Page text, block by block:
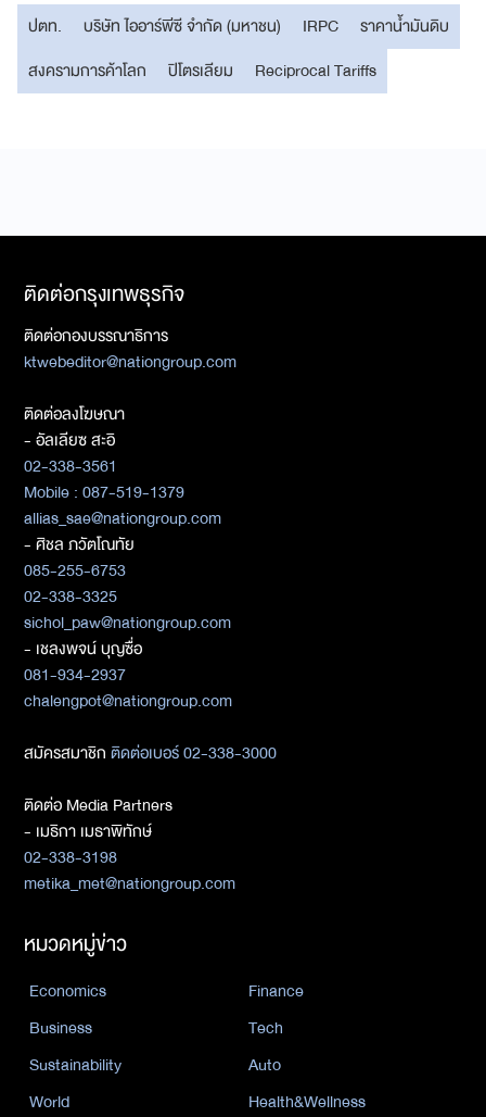
ปตท. บริษัท ไออาร์พีซี จำกัด (มหาชน) IRPC
ราคาน้ำมันดิบ
สงครามการค้าโลก
ปิโตรเลียม Reciprocal Tariffs
ติดต่อกรุงเทพธุรกิจ
ติดต่อกองบรรณาธิการ
ktwebeditor@nationgroup.com
ติดต่อลงโฆษณา
- อัลเลียซ สะอิ
02-338-3561
Mobile : 087-519-1379
allias_sae@nationgroup.com
- ศิชล ภวัตโณทัย
085-255-6753
02-338-3325
sichol_paw@nationgroup.com
- เชลงพจน์ บุญซื่อ
081-934-2937
chalengpot@nationgroup.com
สมัครสมาชิกติดต่อเบอร์ 02-338-3000
ติดต่อ Media Partners
- เมธิกา เมธาพิทักษ์
02-338-3198
metika_met@nationgroup.com
หมวดหมู่ข่าว
Economics
Finance
Business
Tech
Sustainability
Auto
World
Health&Wellness